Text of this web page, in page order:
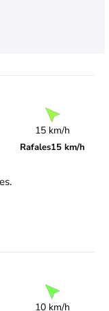
15 km/h
Rafales15 km/h
10 km/h